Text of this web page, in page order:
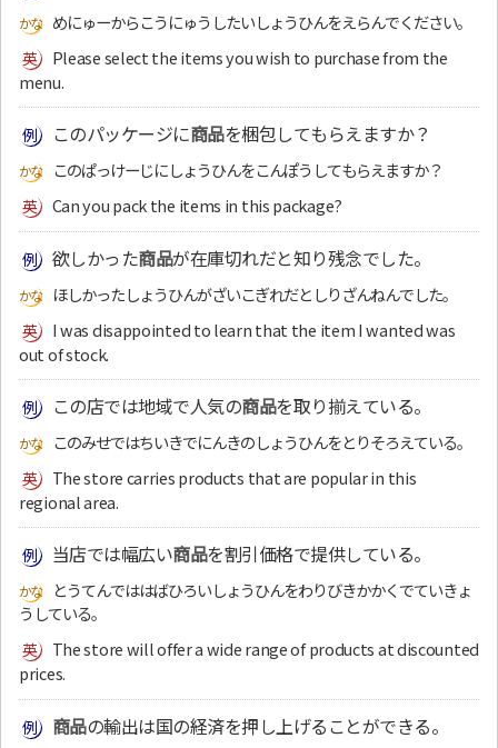
めにゅーからこうにゅうしたいしょうひんをえらんでください。
Please select the items you wish to purchase from the
menu.
このパッケージに商品を梱包してもらえますか？
このぱっけーじにしょうひんをこんぽうしてもらえますか？
Can you pack the items in this package?
欲しかった商品が在庫切れだと知り残念でした。
ほしかったしょうひんがざいこぎれだとしりざんねんでした。
I was disappointed to learn that the item I wanted was
out of stock.
この店では地域で人気の商品を取り揃えている。
このみせではちいきでにんきのしょうひんをとりそろえている。
The store carries products that are popular in this
regional area.
当店では幅広い商品を割引価格で提供している。
とうてんでははばひろいしょうひんをわりびきかかくでていきょ
うしている。
The store will offer a wide range of products at discounted
prices.
商品の輸出は国の経済を押し上げることができる。